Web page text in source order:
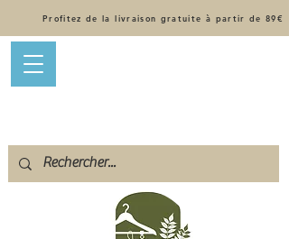
Profitez de la livraison gratuite à partir de 89€